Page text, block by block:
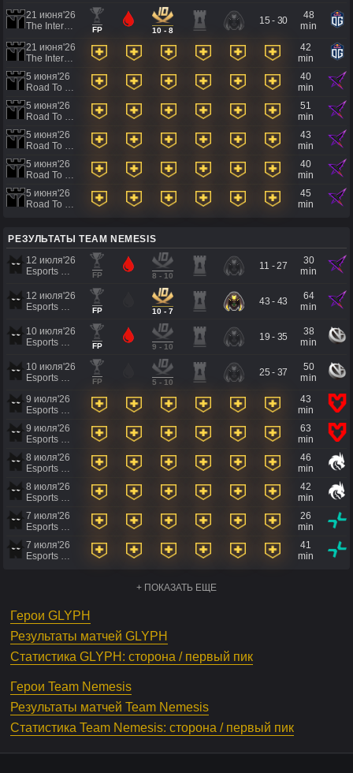
21 июня'26
FP 10 - 8
15 - 30
48
min
21 июня'26
42
min
5 июня'26
40
min
5 июня'26
51
min
5 июня'26
43
min
5 июня'26
40
min
5 июня'26
45
min
РЕЗУЛЬТАТЫ TEAM NEMESIS
12 июля'26
FP 8 - 10
11 - 27
30
min
12 июля'26
FP 10 - 7
43 - 43
64
min
10 июля'26
FP 9 - 10
19 - 35
38
min
10 июля'26
FP 5 - 10
25 - 37
50
min
9 июля'26
43
min
9 июля'26
63
min
8 июля'26
46
min
8 июля'26
42
min
7 июля'26
26
min
7 июля'26
41
min
+ ПОКАЗАТЬ ЕЩЕ
Герои GLYPH
Результаты матчей GLYPH
Статистика GLYPH: сторона / первый пик
Герои Team Nemesis
Результаты матчей Team Nemesis
Статистика Team Nemesis: сторона / первый пик